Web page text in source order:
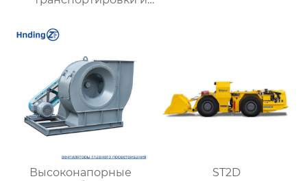
преимущества,
применение и
рекомендации
Высоконапорные
ST2D